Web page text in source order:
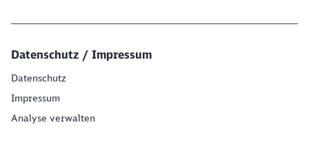
Datenschutz / Impressum
Datenschutz
Impressum
Analyse verwalten